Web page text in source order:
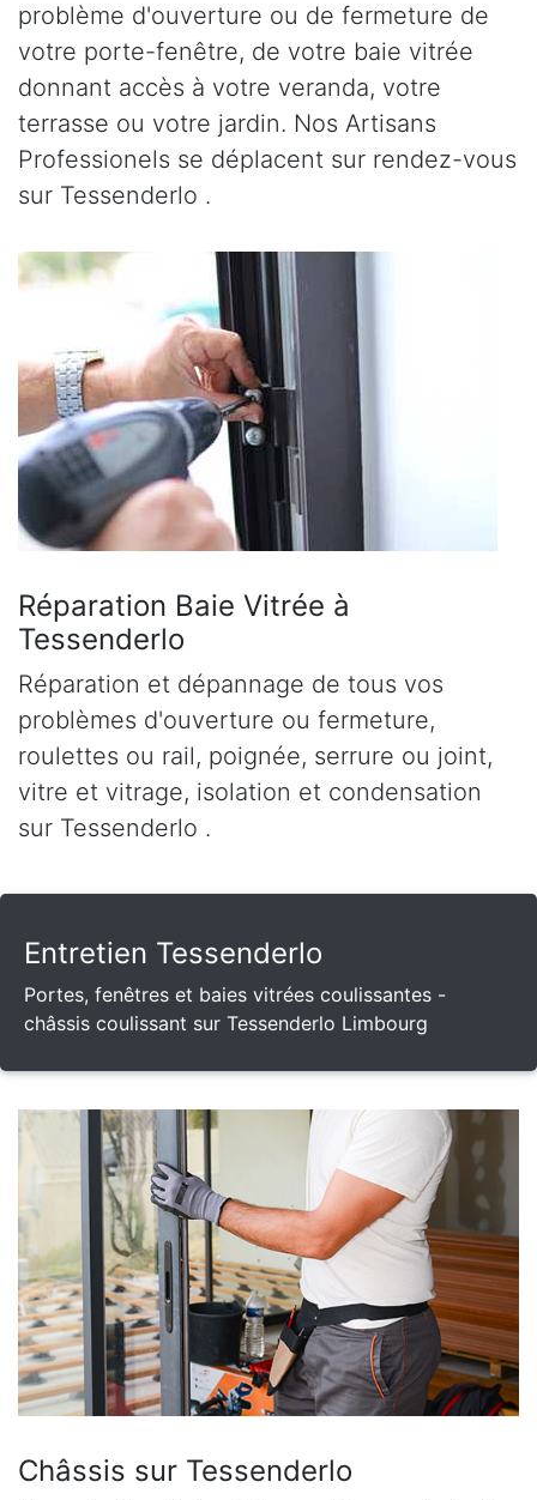
problème d'ouverture ou de fermeture de
votre porte-fenêtre, de votre baie vitrée
donnant accès à votre veranda, votre
terrasse ou votre jardin. Nos Artisans
Professionels se déplacent sur rendez-vous
sur Tessenderlo .
Réparation Baie Vitrée à
Tessenderlo
Réparation et dépannage de tous vos
problèmes d'ouverture ou fermeture,
roulettes ou rail, poignée, serrure ou joint,
vitre et vitrage, isolation et condensation
sur Tessenderlo .
Entretien Tessenderlo
Portes, fenêtres et baies vitrées coulissantes -
châssis coulissant sur Tessenderlo Limbourg
Châssis sur Tessenderlo